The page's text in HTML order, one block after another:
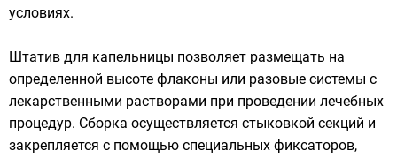
условиях.
Штатив для капельницы позволяет размещать на
определенной высоте флаконы или разовые системы с
лекарственными растворами при проведении лечебных
процедур. Сборка осуществляется стыковкой секций и
закрепляется с помощью специальных фиксаторов,